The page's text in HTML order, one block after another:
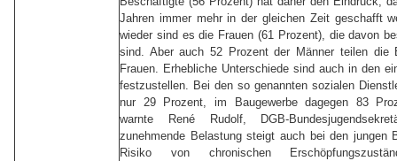
Jahren immer mehr in der gleichen Zeit geschafft
wieder sind es die Frauen (61 Prozent), die davon
sind. Aber auch 52 Prozent der Männer teilen die
Frauen. Erhebliche Unterschiede sind auch in den
festzustellen. Bei den so genannten sozialen
nur 29 Prozent, im Baugewerbe dagegen 83
warnte René Rudolf, DGB-
zunehmende Belastung steigt auch bei den jungen
Risiko von chronischen